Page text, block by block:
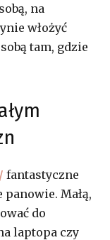
na
włożyć
tam, gdzie
fantastyczne
Małą,
do
laptopa czy